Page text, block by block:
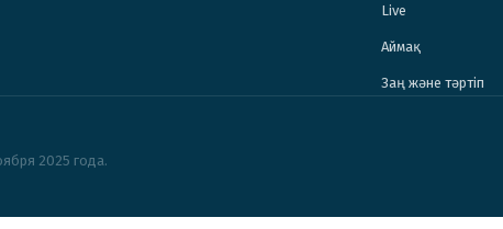
Live
Аймақ
Заң және тәртіп
2025 года.